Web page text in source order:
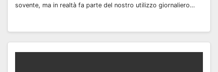
sovente, ma in realtà fa parte del nostro utilizzo giornaliero…